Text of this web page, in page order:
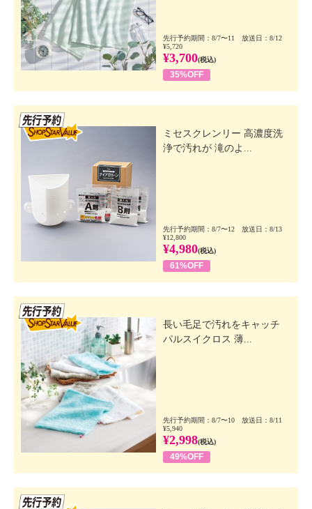
先行予約期間：8/7〜11 放送日：8/12
¥5,720
¥3,700(税込)
35%OFF
ミセスクレンリー 高濃度洗
浄で汚れが 滝のよ...
先行予約期間：8/7〜12 放送日：8/13
¥12,800
¥4,980(税込)
61%OFF
長い毛足で汚れをキャッチ
パルスイクロス 薄...
先行予約期間：8/7〜10 放送日：8/11
¥5,940
¥2,998(税込)
49%OFF